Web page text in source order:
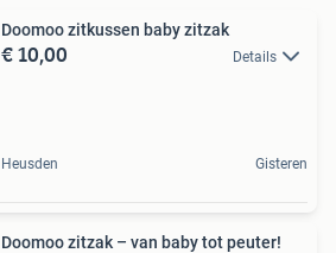
Doomoo zitkussen baby zitzak
€ 10,00 Details
Heusden Gisteren
Doomoo zitzak – van baby tot peuter!